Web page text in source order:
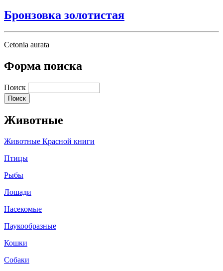
Бронзовка золотистая
Cetonia aurata
Форма поиска
Поиск
Животные
Животные Красной книги
Птицы
Рыбы
Лошади
Насекомые
Паукообразные
Кошки
Собаки